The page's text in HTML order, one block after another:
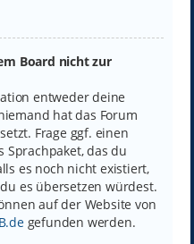
Board nicht zur
entweder deine
hat das Forum
Frage ggf. einen
Sprachpaket, das du
es noch nicht existiert,
es übersetzen würdest.
auf der Website von
gefunden werden.